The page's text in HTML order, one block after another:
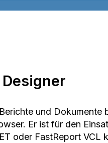
und Dokumente
Er ist für den
oder FastReport VCL